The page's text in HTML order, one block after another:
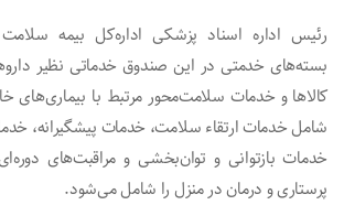
رئیس اداره اسناد پزشکی اداره‌کل بیمه
بسته‌های خدمتی در این صندوق خدماتی نظیر
کالاها و خدمات سلامت‌محور مرتبط با
شامل خدمات ارتقاء سلامت، خدمات پیشگیرانه،
خدمات بازتوانی و توان‌بخشی و مراقبت‌های
پرستاری و درمان در منزل را شامل می‌شود.